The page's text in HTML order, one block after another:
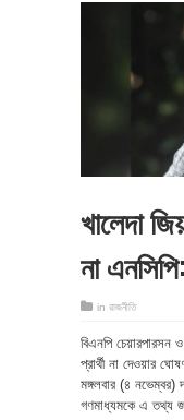
খালেদা
না
in রাজনীতি
বিএনপি চেয়ারপারসন
প্রার্থী না দেওয়ার
মঙ্গলবার (৪ নভেম্বর)
গণমাধ্যমকে এ তথ্য